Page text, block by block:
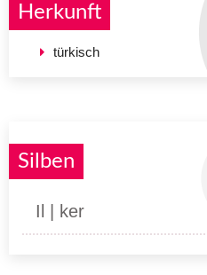
Herkunft
türkisch
Silben
Il | ker